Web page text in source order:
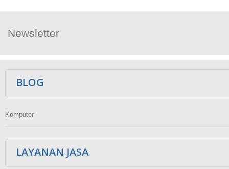
Newsletter
BLOG
Komputer
LAYANAN JASA